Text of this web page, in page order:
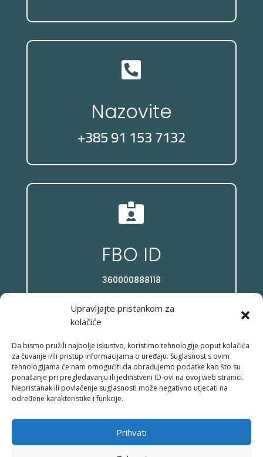
Upravljajte pristankom za
kolačiće
Da bismo pružili najbolje iskustvo, koristimo tehnologije poput kolačića
za čuvanje i/ili pristup informacijama o uređaju. Suglasnost s ovim
tehnologijama će nam omogućiti da obrađujemo podatke kao što su
ponašanje pri pregledavanju ili jedinstveni ID-ovi na ovoj web stranici.
Nepristanak ili povlačenje suglasnosti može negativno utjecati na
određene karakteristike i funkcije.
Prihvati

Nazovite
+385 91 153 7132

FBO ID
360000888118

Facebook
/posloviz